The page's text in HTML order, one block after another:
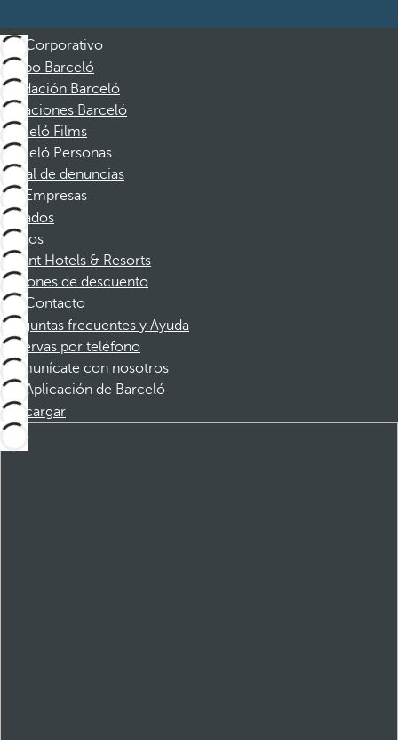
Corporativo
Grupo Barceló
Fundación Barceló
Vacaciones Barceló
Barceló Films
Barceló Personas
Canal de denuncias
Empresas
Afiliados
Socios
Dorint Hotels & Resorts
Cupones de descuento
Contacto
Preguntas frecuentes y Ayuda
Reservas por teléfono
Comunícate con nosotros
Aplicación de Barceló
Descargar